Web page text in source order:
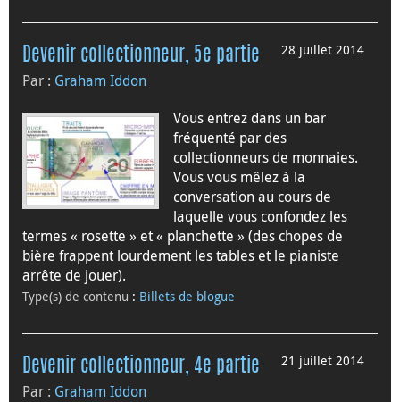
28 juillet 2014
Devenir collectionneur, 5e partie
Par : Graham Iddon
Vous entrez dans un bar
fréquenté par des
collectionneurs de monnaies.
Vous vous mêlez à la
conversation au cours de
laquelle vous confondez les
termes « rosette » et « planchette » (des chopes de
bière frappent lourdement les tables et le pianiste
arrête de jouer).
Type(s) de contenu : Billets de blogue
21 juillet 2014
Devenir collectionneur, 4e partie
Par : Graham Iddon